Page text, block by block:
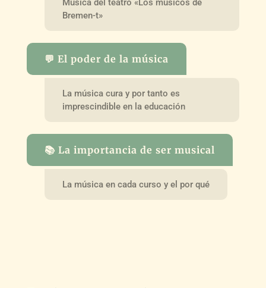
Música del teatro «Los músicos de
Bremen-t»
💬 El poder de la música
La música cura y por tanto es
imprescindible en la educación
📚 La importancia de ser musical
La música en cada curso y el por qué